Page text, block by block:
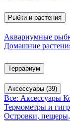
Рыбки и растения
Аквариумные
Домашние
Террариум
Аксессуары (39)
Все: Аксессуары
Термометры и
Островки,